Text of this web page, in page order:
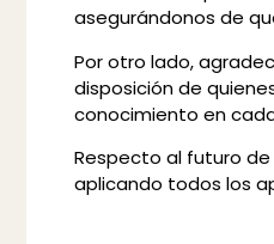
asegurándonos de
Por otro lado,
disposición de
conocimiento en
Respecto al futuro de
aplicando todos los